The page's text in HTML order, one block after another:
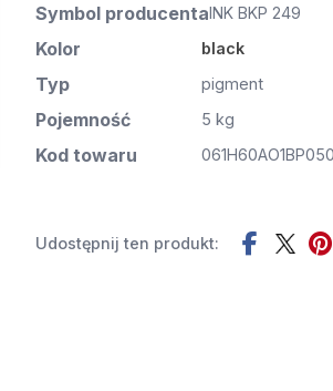
Symbol producentaINK BKP 249
Kolor black
Typ pigment
Pojemność 5 kg
Kod towaru
Udostępnij ten produkt: